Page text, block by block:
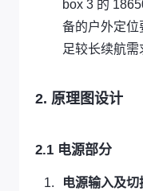
box 3 的
备的户外定位
足较长续航需
2. 原理图设计
2.1 电源部分
电源输入及切